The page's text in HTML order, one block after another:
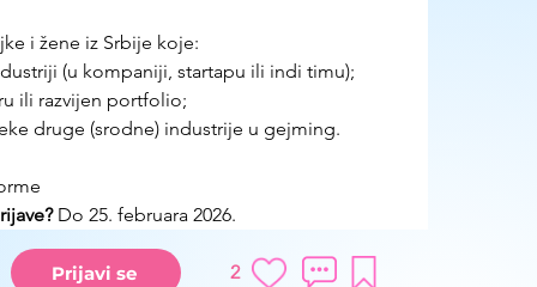
i žene iz Srbije koje:
(u kompaniji, startapu ili indi timu);
ili razvijen portfolio;
druge (srodne) industrije u gejming.
Do 25. februara 2026.
Prijavi se 2